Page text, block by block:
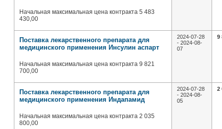
Начальная максимальная цена контракта 5 483
430,00
Поставка лекарственного препарата для
медицинского применения Инсулин аспарт
Начальная максимальная цена контракта 9 821
700,00
2024-07-28
- 2024-08-
07
9
Поставка лекарственного препарата для
медицинского применения Индапамид
Начальная максимальная цена контракта 2 035
800,00
2024-07-28
- 2024-08-
05
2